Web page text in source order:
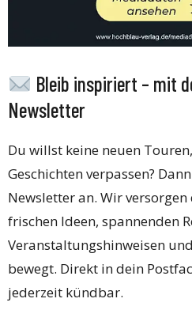
Bleib inspiriert – mit
Newsletter
Du willst keine neuen
Geschichten verpassen?
Newsletter an. Wir
frischen Ideen, spannenden
Veranstaltungshinweisen
bewegt. Direkt in dein
jederzeit kündbar.